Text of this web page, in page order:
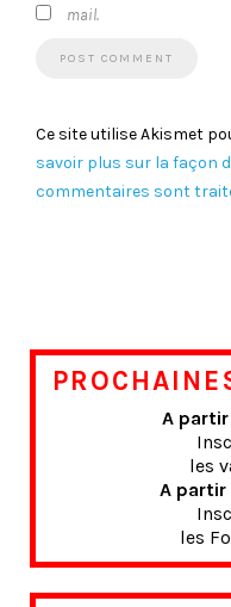
mail.
Ce site utilise Akismet
savoir plus sur la façon
commentaires sont
A partir
les
A partir
les